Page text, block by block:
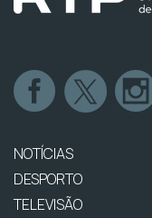
NOTÍCIAS
DESPORTO
TELEVISÃO